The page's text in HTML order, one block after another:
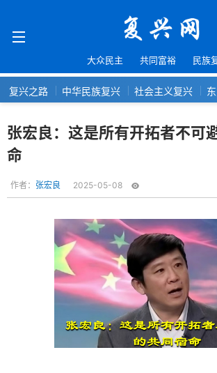
大众民主 共同富裕 民族
复兴之路 中华民族复兴 社会主义复兴
张宏良：这是所有开拓者不可
命
作者： 张宏良 2025-05-08